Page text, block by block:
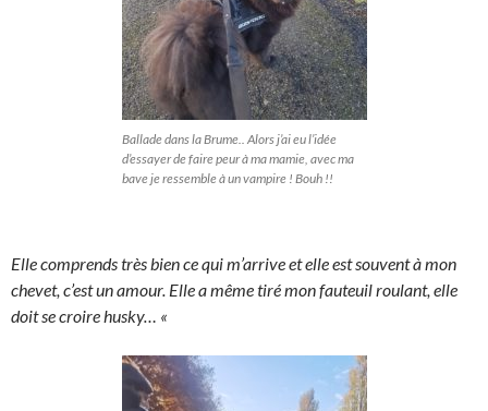
Ballade dans la Brume.. Alors j’ai eu l’idée
d’essayer de faire peur à ma mamie, avec ma
bave je ressemble à un vampire ! Bouh !!
Elle comprends très bien ce qui m’arrive et elle est souvent à mon
chevet, c’est un amour. Elle a même tiré mon fauteuil roulant, elle
doit se croire husky… «